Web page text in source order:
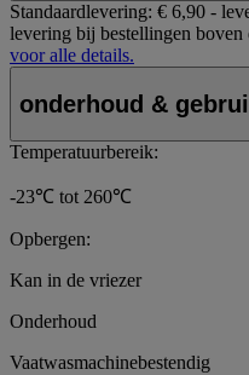
Standaardlevering: € 6,90 -
levering bij bestellingen boven
voor alle details.
onderhoud &
Temperatuurbereik:
-23℃ tot 260℃
Opbergen:
Kan in de vriezer
Onderhoud
Vaatwasmachinebestendig